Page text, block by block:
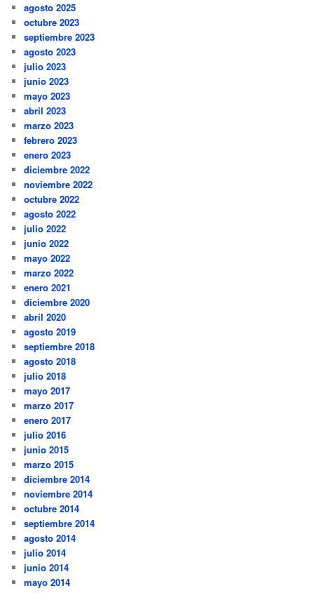
agosto 2025
octubre 2023
septiembre 2023
agosto 2023
julio 2023
junio 2023
mayo 2023
abril 2023
marzo 2023
febrero 2023
enero 2023
diciembre 2022
noviembre 2022
octubre 2022
agosto 2022
julio 2022
junio 2022
mayo 2022
marzo 2022
enero 2021
diciembre 2020
abril 2020
agosto 2019
septiembre 2018
agosto 2018
julio 2018
mayo 2017
marzo 2017
enero 2017
julio 2016
junio 2015
marzo 2015
diciembre 2014
noviembre 2014
octubre 2014
septiembre 2014
agosto 2014
julio 2014
junio 2014
mayo 2014